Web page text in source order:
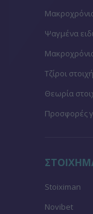
Ψαγμένα
Τζίροι
Θεωρία
Προσφορές
Stoiximan
Novibet